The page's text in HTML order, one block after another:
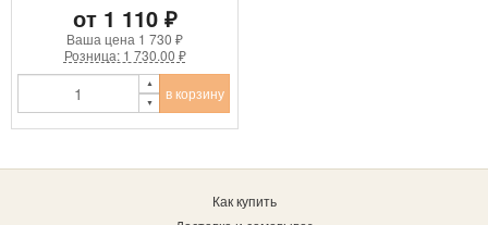
от 1 110 ₽
Ваша цена 1 730 ₽
Розница: 1 730.00 ₽
в корзину
Как купить